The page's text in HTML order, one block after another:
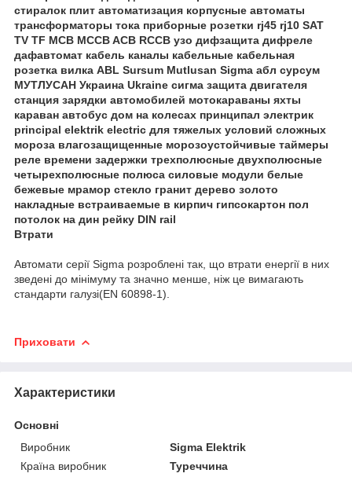
Втрати
Автомати серії Sigma розроблені так, що втрати енергії в них
зведені до мінімуму та значно менше, ніж це вимагають
стандарти галузі(EN 60898-1).
Приховати
Характеристики
Основні
Виробник
Sigma Elektrik
Країна виробник
Туреччина